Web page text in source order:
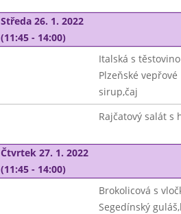
Středa 26. 1. 2022
(11:45 - 14:00)
Italská s
Plzeňské
sirup,čaj
Rajčatový salát s
Čtvrtek 27. 1. 2022
(11:45 - 14:00)
Brokolicová s
Segedínský